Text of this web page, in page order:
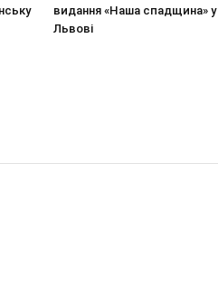
видання «Наша спадщина» у
Львові